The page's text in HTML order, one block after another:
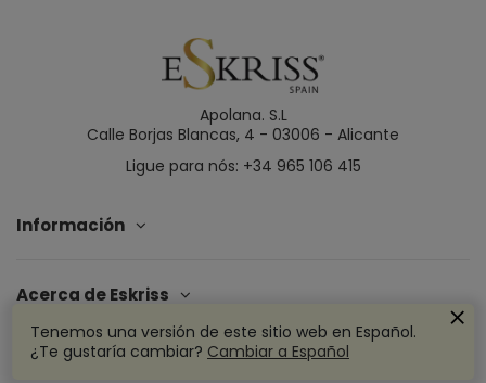
Apolana. S.L
Calle Borjas Blancas, 4 - 03006 - Alicante
Ligue para nós: +34 965 106 415
Información
Acerca de Eskriss
Tenemos una versión de este sitio web en Español.
¿Te gustaría cambiar? Cambiar a Español